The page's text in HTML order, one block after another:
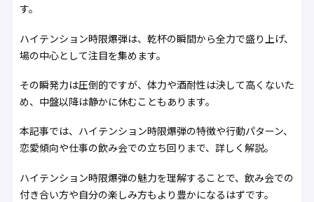
す。
ハイテンション時限爆弾は、乾杯の瞬間から全力で盛り上げ、
場の中心として注目を集めます。
その瞬発力は圧倒的ですが、体力や酒耐性は決して高くないた
め、中盤以降は静かに休むこともあります。
本記事では、ハイテンション時限爆弾の特徴や行動パターン、
恋愛傾向や仕事の飲み会での立ち回りまで、詳しく解説。
ハイテンション時限爆弾の魅力を理解することで、飲み会での
付き合い方や自分の楽しみ方もより豊かになるはずです。